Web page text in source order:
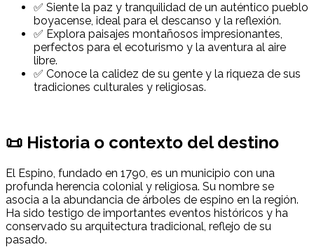
✅ Siente la paz y tranquilidad de un auténtico pueblo
boyacense, ideal para el descanso y la reflexión.
✅ Explora paisajes montañosos impresionantes,
perfectos para el ecoturismo y la aventura al aire
libre.
✅ Conoce la calidez de su gente y la riqueza de sus
tradiciones culturales y religiosas.
📜 Historia o contexto del destino
El Espino, fundado en 1790, es un municipio con una
profunda herencia colonial y religiosa. Su nombre se
asocia a la abundancia de árboles de espino en la región.
Ha sido testigo de importantes eventos históricos y ha
conservado su arquitectura tradicional, reflejo de su
pasado.